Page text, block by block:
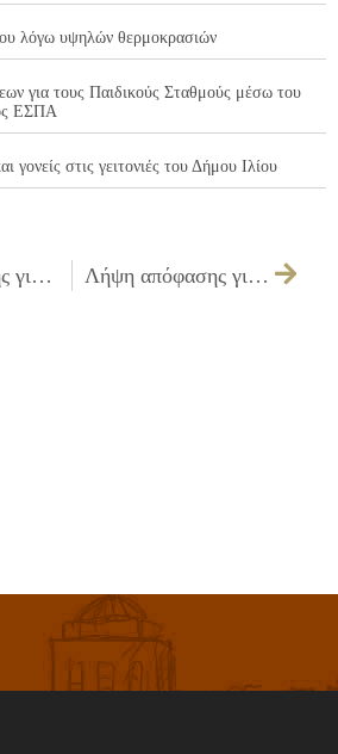
λόγω υψηλών θερμοκρασιών
για τους Παιδικούς Σταθμούς μέσω του
ΕΣΠΑ
γονείς στις γειτονιές του Δήμου Ιλίου
Λήψη απόφασης για εξέταση προσφορών και εισήγηση ανάθεσης για θεατρική παράσταση «Ο ΦΙΑΚΑΣ» στο Αθλητικό Κέντρο Παλατιανής στις 23/9/2011 Λήψη απόφασης για εξέταση προσφορών και εισήγηση ανάθεσης για Δημιουργικό – επιμέλεια εντύπων των εκδηλώσεων Οκτωβρίου – Νοεμβρίου